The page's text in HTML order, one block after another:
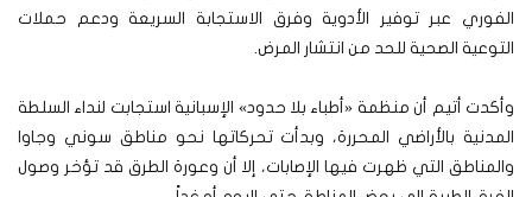
الفوري عبر توفير الأدوية وفرق الاستجابة السريعة ودعم حملات
التوعية الصحية للحد من انتشار المرض.
وأكدت أتيم أن منظمة «أطباء بلا حدود» الإسبانية استجابت لنداء السلطة
المدنية بالأراضي المحررة، وبدأت تحركاتها نحو مناطق سوني وجاوا
والمناطق التي ظهرت فيها الإصابات، إلا أن وعورة الطرق قد تؤخر وصول